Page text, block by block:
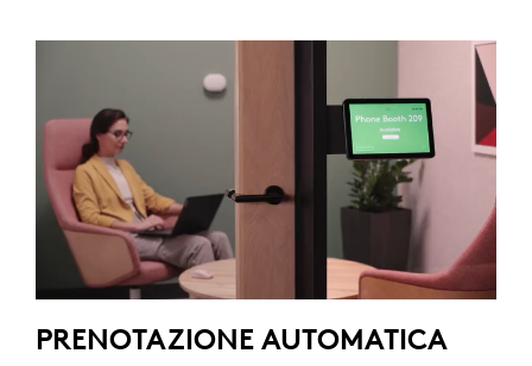
PRENOTAZIONE AUTOMATICA